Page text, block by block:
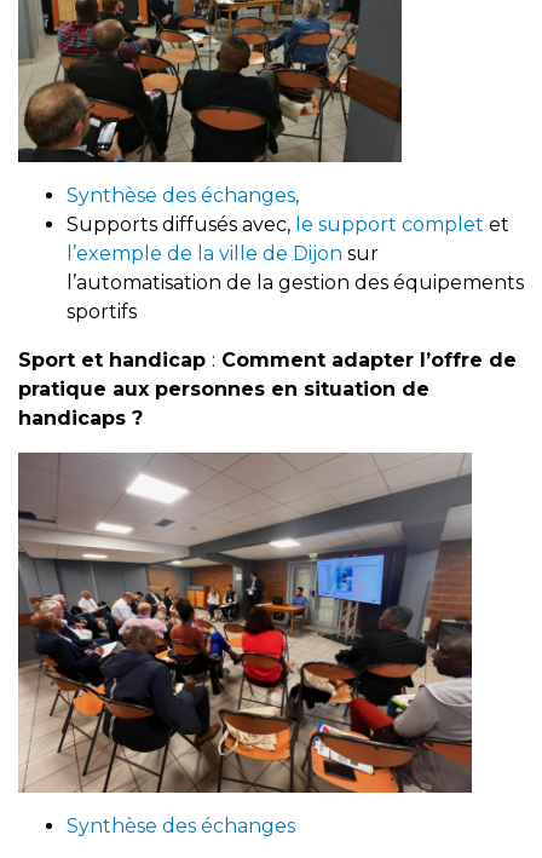
Synthèse des échanges,
Supports diffusés avec, le support complet et
l’exemple de la ville de Dijon sur
l’automatisation de la gestion des équipements
sportifs
Sport et handicap : Comment adapter l’offre de
pratique aux personnes en situation de
handicaps ?
Synthèse des échanges